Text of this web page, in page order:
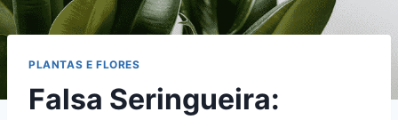
PLANTAS E FLORES
Falsa Seringueira: